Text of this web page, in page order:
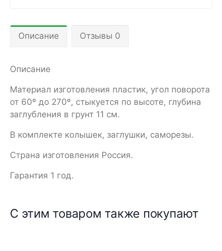
Описание Отзывы 0
Описание
Материал изготовления пластик, угол поворота
от 60º до 270º, стыкуется по высоте, глубина
заглубления в грунт 11 см.
В комплекте колышек, заглушки, саморезы.
Страна изготовления Россия.
Гарантия 1 год.
С этим товаром также покупают